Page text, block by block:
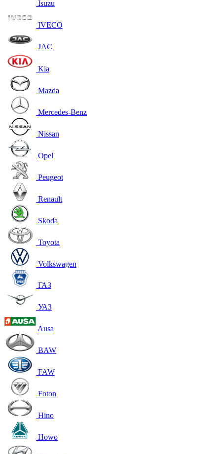
Isuzu
IVECO
JAC
Kia
Mazda
Mercedes-Benz
Nissan
Opel
Peugeot
Renault
Skoda
Toyota
Volkswagen
ГАЗ
УАЗ
Ausa
BAW
FAW
Foton
Hino
Howo